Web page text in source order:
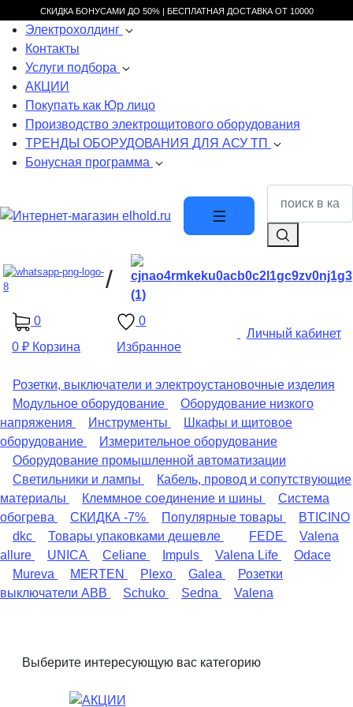
СКИДКА БОНУСАМИ ДО 50% | БЕСПЛАТНАЯ ДОСТАВКА ОТ 10000
Электрохолдинг
Контакты
Услуги подбора
АКЦИИ
Покупать как Юр лицо
Производство электрощитового оборудования
ТРЕНДЫ ОБОРУДОВАНИЯ ДЛЯ АСУ ТП
Бонусная программа
/
0
0 ₽ Корзина
Личный кабинет
0
Избранное
Розетки, выключатели и электроустановочные изделия
Модульное оборудование
Оборудование низкого
напряжения
Инструменты
Шкафы и щитовое
оборудование
Измерительное оборудование
Оборудование промышленной автоматизации
Светильники и лампы
Кабель, провод и сопутствующие
материалы
Клеммное соединение и шины
Система
обогрева
СКИДКА -7% Популярные товары
BTICINO
dkc
Товары упаковками дешевле FEDE
Valena
allure
UNICA Celiane Impuls Valena Life
Odace
Mureva
MERTEN Plexo Galea
Розетки
выключатели ABB
Schuko Sedna Valena
Выберите интересующую вас категорию